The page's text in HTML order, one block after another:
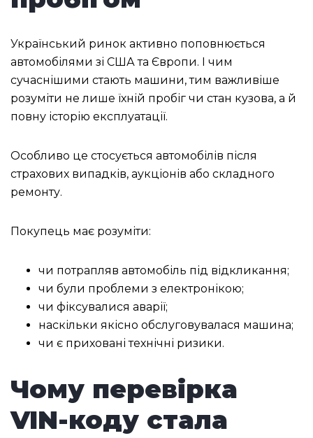
Український ринок активно поповнюється
автомобілями зі США та Європи. І чим
сучаснішими стають машини, тим важливіше
розуміти не лише їхній пробіг чи стан кузова, а й
повну історію експлуатації.
Особливо це стосується автомобілів після
страхових випадків, аукціонів або складного
ремонту.
Покупець має розуміти:
чи потрапляв автомобіль під відкликання;
чи були проблеми з електронікою;
чи фіксувалися аварії;
наскільки якісно обслуговувалася машина;
чи є приховані технічні ризики.
Чому перевірка
VIN-коду стала